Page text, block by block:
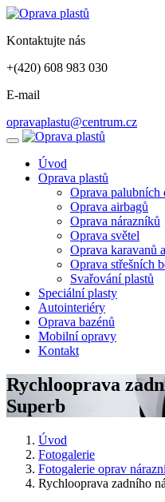
Kontaktujte nás
+(420) 608 983 030
E-mail
opravaplastu@centrum.cz
Úvod
Oprava plastů
Oprava palubních
Oprava airbagů
Oprava nárazníků
Oprava světel
Oprava karavanů
Oprava střešních
Svařování plastů
Speciální plasty
Autointeriéry
Oprava bazénů
Mobilní opravy
Kontakt
Rychlooprava
Superb
Úvod
Fotogalerie
Fotogalerie oprav
Rychlooprava zadního